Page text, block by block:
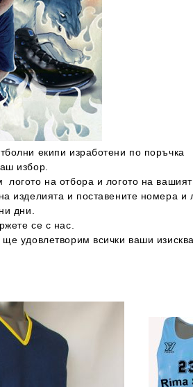
екипи изработени по поръчка
избор.
на отбора и логото на
изделията и поставените номера и
дни.
се с нас.
удовлетворим всички ваши